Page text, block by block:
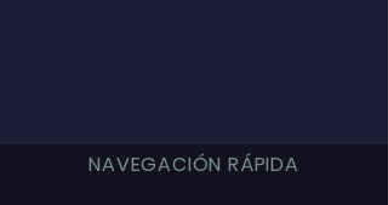
NAVEGACIÓN RÁPIDA